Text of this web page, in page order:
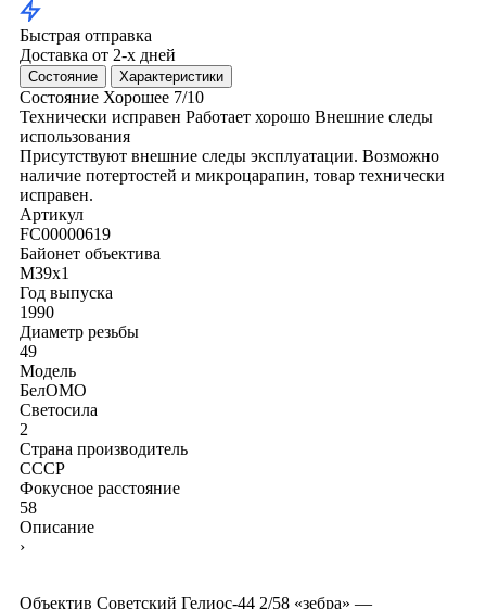
Быстрая отправка
Доставка от 2-х дней
Состояние Характеристики
Состояние Хорошее 7/10
Технически исправен Работает хорошо Внешние следы
использования
Присутствуют внешние следы эксплуатации. Возможно
наличие потертостей и микроцарапин, товар технически
исправен.
Артикул
FC00000619
Байонет объектива
M39x1
Год выпуска
1990
Диаметр резьбы
49
Модель
БелОМО
Светосила
2
Страна производитель
СССР
Фокусное расстояние
58
Описание
›
Объектив Советский Гелиос-44 2/58 «зебра» —